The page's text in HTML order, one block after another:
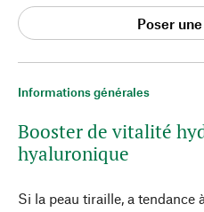
Informations générales
Booster de vitalité
hyaluronique
Si la peau tiraille, a tendance
Poser